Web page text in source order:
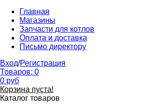
Главная
Магазины
Запчасти для котлов
Оплата и доставка
Письмо директору
Вход/Регистрация
Товаров: 0
0 руб
Корзина пуста!
Каталог товаров